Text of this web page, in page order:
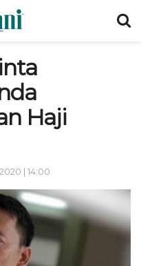
Haji
| 14:00